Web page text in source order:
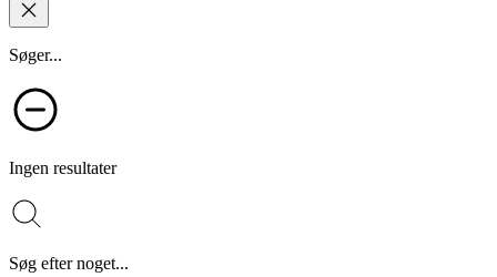
Søger...
Ingen resultater
Søg efter noget...